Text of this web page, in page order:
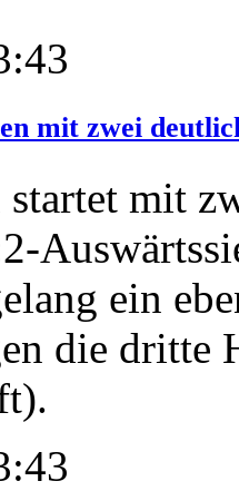
mit zwei
mit
ein
die dritte